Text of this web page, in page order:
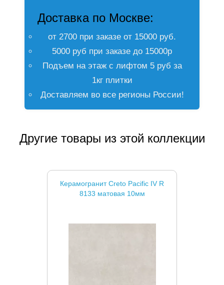
Доставка по Москве:
от 2700 при заказе от 15000 руб.
5000 руб при заказе до 15000р
Подъем на этаж с лифтом 5 руб за
1кг плитки
Доставляем во все регионы России!
Другие товары из этой коллекции
Керамогранит Creto Pacific IV R
8133 матовая 10мм